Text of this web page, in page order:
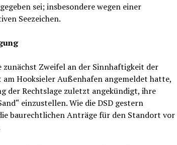
sei; insbesondere wegen einer
Seezeichen.
zunächst Zweifel an der Sinnhaftigkeit der
Hooksieler Außenhafen angemeldet hatte,
der Rechtslage zuletzt angekündigt, ihre
einzustellen. Wie die DSD gestern
baurechtlichen Anträge für den Standort vor